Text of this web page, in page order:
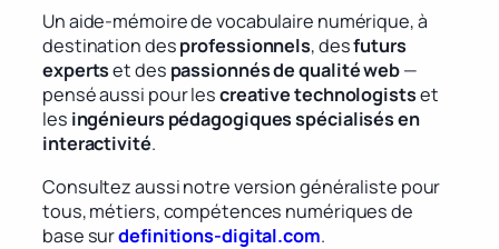
Un aide-mémoire de vocabulaire numérique, à
destination desprofessionnels, desfuturs
expertset des passionnés de qualité web—
pensé aussi pour lescreative technologistset
les ingénieurs pédagogiques spécialisés en
interactivité.
Consultez aussi notre version généraliste pour
tous, métiers, compétences numériques de
base surdefinitions-digital.com.